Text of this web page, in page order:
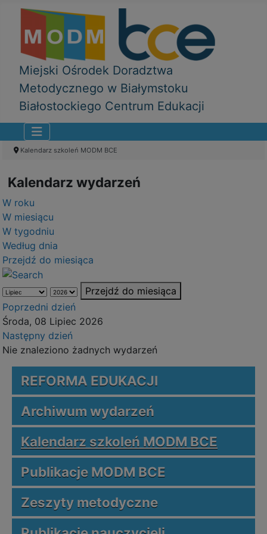
Miejski Ośrodek Doradztwa
Metodycznego w Białymstoku
Białostockiego Centrum Edukacji
Kalendarz szkoleń MODM BCE
Kalendarz wydarzeń
W roku
W miesiącu
W tygodniu
Według dnia
Przejdź do miesiąca
Przejdź do miesiąca
Poprzedni dzień
Środa, 08 Lipiec 2026
Następny dzień
Nie znaleziono żadnych wydarzeń
REFORMA EDUKACJI
Archiwum wydarzeń
Kalendarz szkoleń MODM BCE
Publikacje MODM BCE
Zeszyty metodyczne